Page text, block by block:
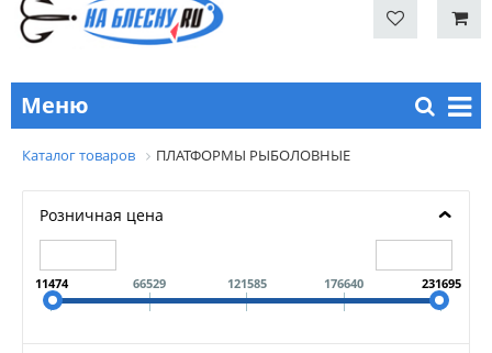
Меню
Каталог товаров ПЛАТФОРМЫ РЫБОЛОВНЫЕ
Розничная цена
11474 66529 121585 176640 231695